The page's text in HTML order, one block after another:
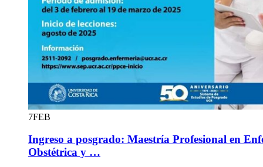
7FEB
Ingreso a posgrado: Maestría Profesional en
Obstétrica y …